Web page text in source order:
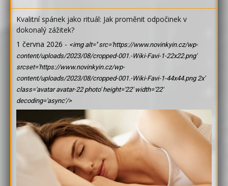
Kvalitní spánek jako rituál: Jak proměnit odpočinek v
dokonalý zážitek?
1 června 2026 - <img alt='' src='https://www.novinkyin.cz/wp-
content/uploads/2023/08/cropped-001.-Wiki-Favi-1-22x22.png'
srcset='https://www.novinkyin.cz/wp-
content/uploads/2023/08/cropped-001.-Wiki-Favi-1-44x44.png 2x'
class='avatar avatar-22 photo' height='22' width='22'
decoding='async'/>